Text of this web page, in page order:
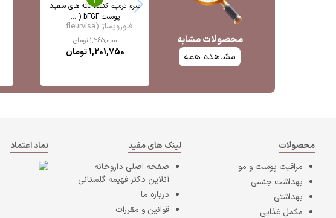
محصولات مشابه
مشاهده همه
سرم ترمیم کننده لکه های سفید
پوست bFGF ( ...
فلورویساژ (fleurvisa ...
1,265,000تومان
1,201,750تومان
محصولات
مراقبت پوست و مو
بهداشت جنسی
بهداشتی
مکمل غذایی
لینک های مفید
صفحه اصلی داروخانه
آنلاین دکتر فهیمه گلستانی
درباره ما
قوانین و مقررات
نماد اعتماد